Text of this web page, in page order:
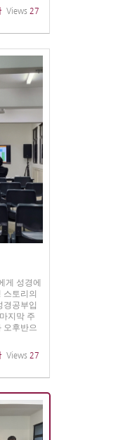
Views 27
게 성경에
스토리의
경공부입
지막 주
오후반으
Views 27